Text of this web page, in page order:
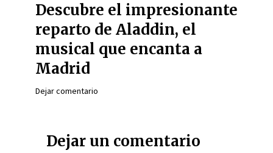
Descubre el impresionante
reparto de Aladdin, el
musical que encanta a
Madrid
Dejar comentario
Dejar un comentario